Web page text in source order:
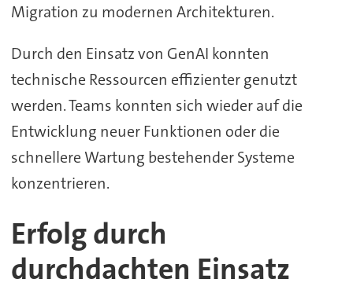
Migration zu modernen Architekturen.
Durch den Einsatz von GenAI konnten
technische Ressourcen effizienter genutzt
werden. Teams konnten sich wieder auf die
Entwicklung neuer Funktionen oder die
schnellere Wartung bestehender Systeme
konzentrieren.
Erfolg durch
durchdachten Einsatz